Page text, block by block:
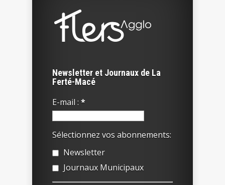
Newsletter et Journaux de La
Ferté-Macé
E-mail : *
Sélectionnez vos abonnements:
Newsletter
Journaux Municipaux